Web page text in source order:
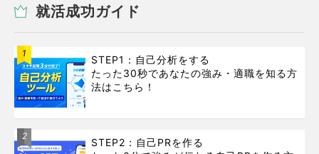
就活成功ガイド
1
STEP1：自己分析をする
たった30秒であなたの強み・適職を知る方
法はこちら！
2
STEP2：自己PRを作る